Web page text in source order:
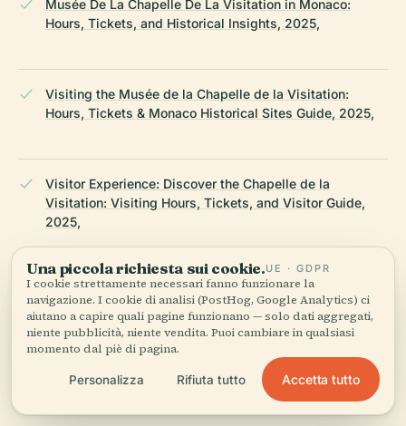
Musée De La Chapelle De La Visitation in Monaco:
Hours, Tickets, and Historical Insights, 2025,
Visiting the Musée de la Chapelle de la Visitation:
Hours, Tickets & Monaco Historical Sites Guide, 2025,
Visitor Experience: Discover the Chapelle de la
Visitation: Visiting Hours, Tickets, and Visitor Guide,
2025,
Chapelle de la Visitation de Monaco - Wikipedia, 2025,
Musée de la Chapelle de la Visitation - Cityzeum, 2025,
Una piccola richiesta sui cookie.UE · GDPR
I cookie strettamente necessari fanno funzionare la
navigazione. I cookie di analisi (PostHog, Google Analytics) ci
aiutano a capire quali pagine funzionano — solo dati aggregati,
niente pubblicità, niente vendita. Puoi cambiare in qualsiasi
momento dal piè di pagina.
Personalizza Rifiuta tutto Accetta tutto